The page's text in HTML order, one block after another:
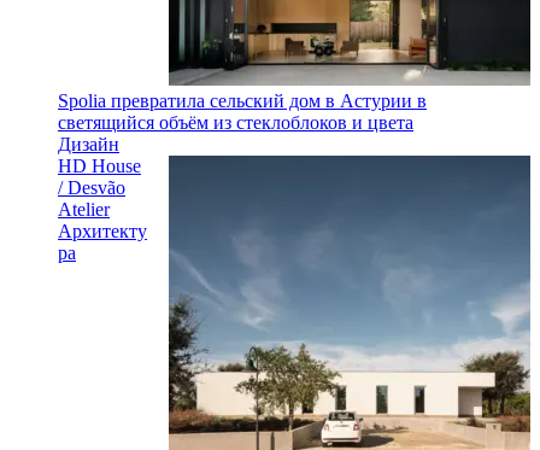
Spolia превратила сельский дом в Астурии в
светящийся объём из стеклоблоков и цвета
Дизайн
HD House
/ Desvão
Atelier
Архитекту
ра